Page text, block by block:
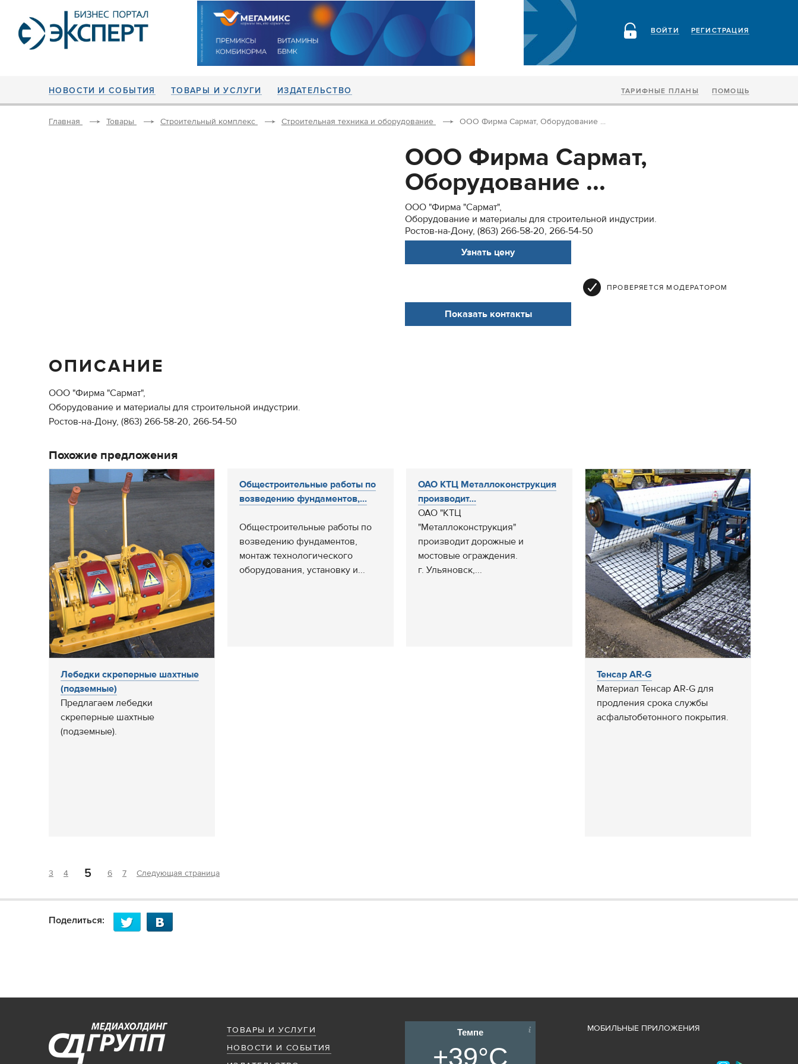
РЕГИСТРАЦИЯ
ВОЙТИ
НОВОСТИ И СОБЫТИЯ ТОВАРЫ И УСЛУГИ ИЗДАТЕЛЬСТВО ТАРИФНЫЕ ПЛАНЫ ПОМОЩЬ
Главная Товары Строительный комплекс Строительная техника и оборудование ООО Фирма Сармат, Оборудование ...
ООО Фирма Сармат,
Оборудование ...
ООО "Фирма "Сармат",
Оборудование и материалы для строительной индустрии.
Ростов-на-Дону, (863) 266-58-20, 266-54-50
Узнать цену
ПРОВЕРЯЕТСЯ МОДЕРАТОРОМ
Показать контакты
ОПИСАНИЕ
ООО "Фирма "Сармат",
Оборудование и материалы для строительной индустрии.
Ростов-на-Дону, (863) 266-58-20, 266-54-50
Похожие предложения
Лебедки скреперные шахтные
(подземные)
Предлагаем лебедки
скреперные шахтные
(подземные).
Общестроительные работы по
возведению фундаментов,...
Общестроительные работы по
возведению фундаментов,
монтаж технологического
оборудования, установку и...
ОАО КТЦ Металлоконструкция
производит...
ОАО "КТЦ
"Металлоконструкция"
производит дорожные и
мостовые ограждения.
г. Ульяновск,...
Тенсар AR-G
Материал Тенсар AR-G для
продления срока службы
асфальтобетонного покрытия.
3 4 5 6 7 Следующая страница
Поделиться:
ТОВАРЫ И УСЛУГИ
НОВОСТИ И СОБЫТИЯ
Темпе
+39°C
МОБИЛЬНЫЕ ПРИЛОЖЕНИЯ